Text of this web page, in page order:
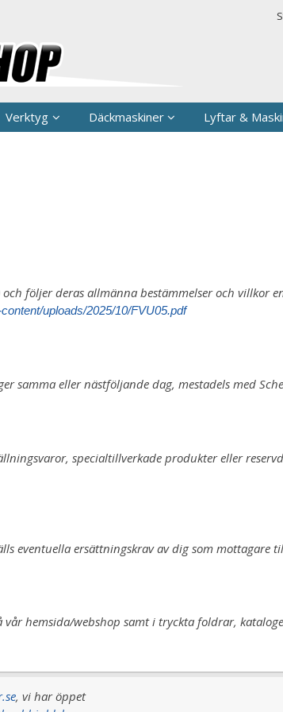
Verktyg Däckmaskiner Lyftar &
följer deras allmänna bestämmelser och villkor
uploads/2025/10/FVU05.pdf
samma eller nästföljande dag, mestadels med
specialtillverkade produkter eller
eventuella ersättningskrav av dig som mottagare
hemsida/webshop samt i tryckta foldrar,
, vi haröppet